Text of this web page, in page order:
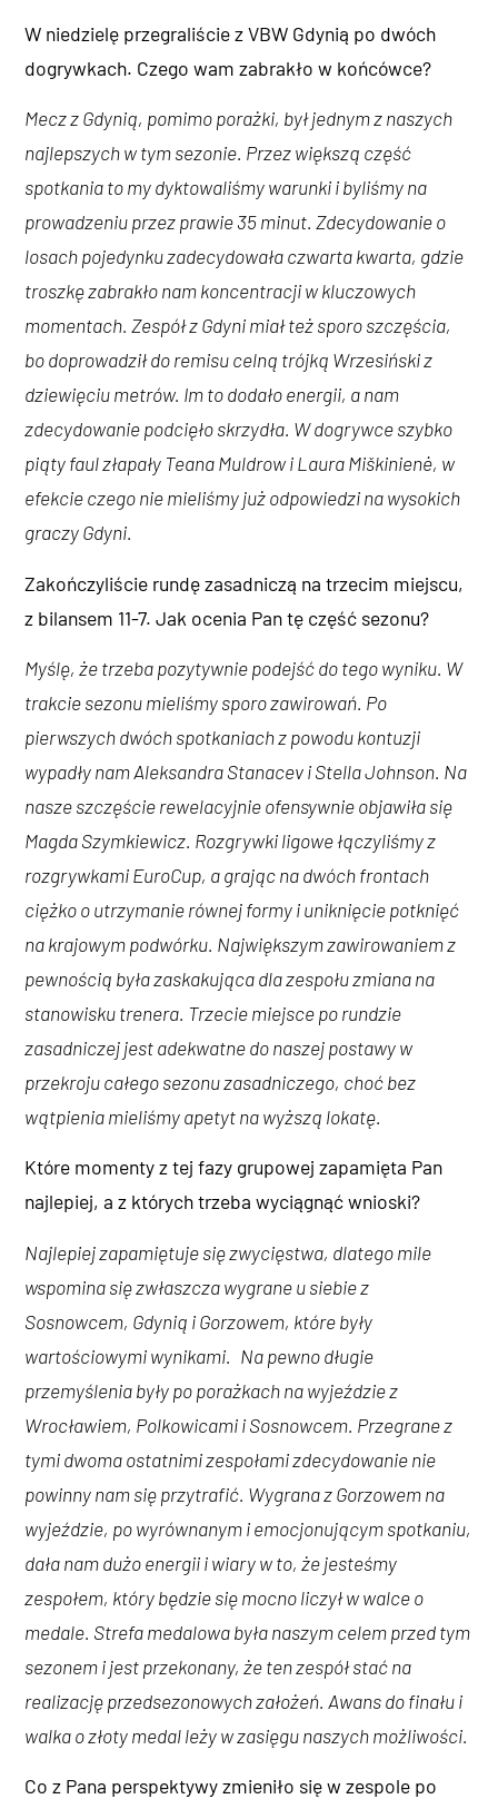
W niedzielę przegraliście z VBW Gdynią po dwóch
dogrywkach. Czego wam zabrakło w końcówce?
Mecz z Gdynią, pomimo porażki, był jednym z naszych
najlepszych w tym sezonie. Przez większą część
spotkania to my dyktowaliśmy warunki i byliśmy na
prowadzeniu przez prawie 35 minut. Zdecydowanie o
losach pojedynku zadecydowała czwarta kwarta, gdzie
troszkę zabrakło nam koncentracji w kluczowych
momentach. Zespół z Gdyni miał też sporo szczęścia,
bo doprowadził do remisu celną trójką Wrzesiński z
dziewięciu metrów. Im to dodało energii, a nam
zdecydowanie podcięło skrzydła. W dogrywce szybko
piąty faul złapały Teana Muldrow i Laura Miškinienė, w
efekcie czego nie mieliśmy już odpowiedzi na wysokich
graczy Gdyni.
Zakończyliście rundę zasadniczą na trzecim miejscu,
z bilansem 11-7. Jak ocenia Pan tę część sezonu?
Myślę, że trzeba pozytywnie podejść do tego wyniku. W
trakcie sezonu mieliśmy sporo zawirowań. Po
pierwszych dwóch spotkaniach z powodu kontuzji
wypadły nam Aleksandra Stanacev i Stella Johnson. Na
nasze szczęście rewelacyjnie ofensywnie objawiła się
Magda Szymkiewicz. Rozgrywki ligowe łączyliśmy z
rozgrywkami EuroCup, a grając na dwóch frontach
ciężko o utrzymanie równej formy i uniknięcie potknięć
na krajowym podwórku. Największym zawirowaniem z
pewnością była zaskakująca dla zespołu zmiana na
stanowisku trenera. Trzecie miejsce po rundzie
zasadniczej jest adekwatne do naszej postawy w
przekroju całego sezonu zasadniczego, choć bez
wątpienia mieliśmy apetyt na wyższą lokatę.
Które momenty z tej fazy grupowej zapamięta Pan
najlepiej, a z których trzeba wyciągnąć wnioski?
Najlepiej zapamiętuje się zwycięstwa, dlatego mile
wspomina się zwłaszcza wygrane u siebie z
Sosnowcem, Gdynią i Gorzowem, które były
wartościowymi wynikami. Na pewno długie
przemyślenia były po porażkach na wyjeździe z
Wrocławiem, Polkowicami i Sosnowcem. Przegrane z
tymi dwoma ostatnimi zespołami zdecydowanie nie
powinny nam się przytrafić. Wygrana z Gorzowem na
wyjeździe, po wyrównanym i emocjonującym spotkaniu,
dała nam dużo energii i wiary w to, że jesteśmy
zespołem, który będzie się mocno liczył w walce o
medale. Strefa medalowa była naszym celem przed tym
sezonem i jest przekonany, że ten zespół stać na
realizację przedsezonowych założeń. Awans do finału i
walka o złoty medal leży w zasięgu naszych możliwości.
Co z Pana perspektywy zmieniło się w zespole po